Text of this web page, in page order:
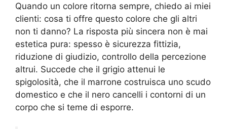
Quando un colore ritorna sempre, chiedo ai miei
clienti: cosa ti offre questo colore che gli altri
non ti danno? La risposta più sincera non è mai
estetica pura: spesso è sicurezza fittizia,
riduzione di giudizio, controllo della percezione
altrui. Succede che il grigio attenui le
spigolosità, che il marrone costruisca uno scudo
domestico e che il nero cancelli i contorni di un
corpo che si teme di esporre.